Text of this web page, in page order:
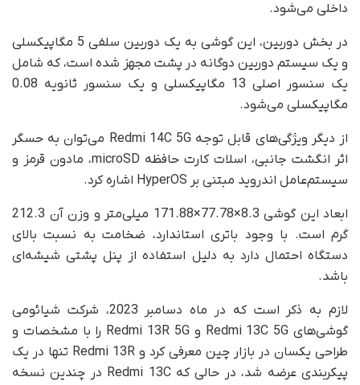
داخلی می‌شود.
در بخش دوربین، این گوشی به یک دوربین سلفی 5 مگاپیکسلی
و یک سیستم دوربین دوگانه در پشت مجهز شده است، که شامل
یک سنسور اصلی 13 مگاپیکسلی و یک سنسور ثانویه 0.08
مگاپیکسلی می‌شود.
از دیگر ویژگی‌های قابل توجه Redmi 14C 5G می‌توان به حسگر
اثر انگشت جانبی، اسلات کارت حافظه microSD، مادون قرمز و
سیستم‌عامل اندروید مبتنی بر HyperOS اشاره کرد.
ابعاد این گوشی 8.3×77.78×171.88 میلی‌متر و وزن آن 212.3
گرم است. با وجود باتری استاندارد، ضخامت به نسبت بالای
دستگاه احتمال دارد به دلیل استفاده از پنل پشتی شیشه‌ای
باشد.
لازم به ذکر است که در ماه دسامبر 2023، شرکت شیائومی
گوشی‌های Redmi 13C 5G و Redmi 13R 5G را با مشخصات و
طراحی یکسان در بازار چین معرفی کرد و Redmi 13R تنها در یک
پیکربندی عرضه شد، در حالی که Redmi 13C در چندین نسخه